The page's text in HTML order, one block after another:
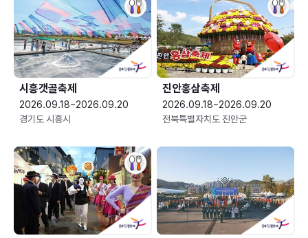
시흥갯골축제
2026.09.18~2026.09.20
경기도 시흥시
진안홍삼축제
2026.09.18~2026.09.20
전북특별자치도 진안군